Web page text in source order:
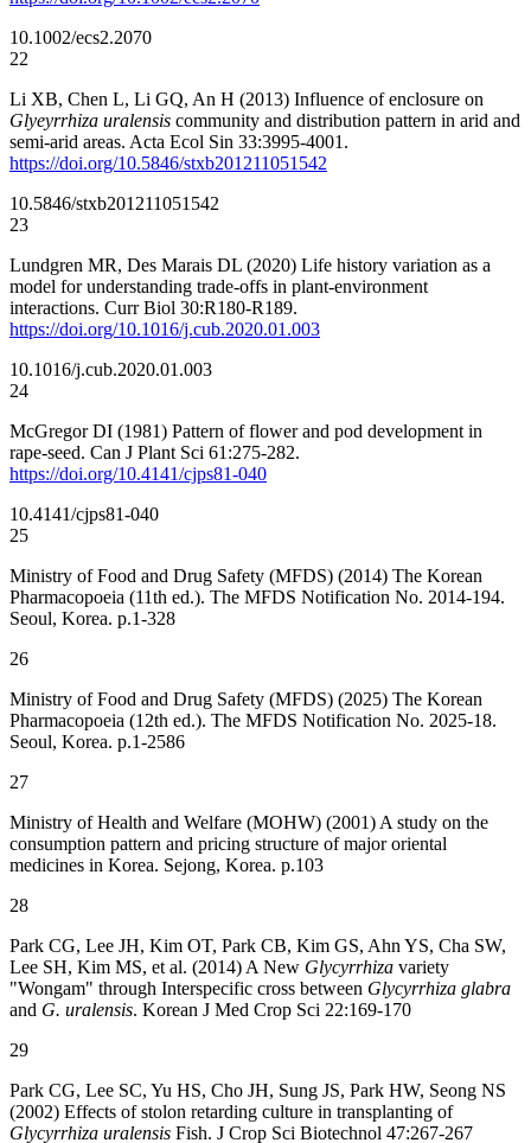
10.1002/ecs2.2070
22
Li XB, Chen L, Li GQ, An H (2013) Influence of enclosure on
Glyeyrrhiza uralensis community and distribution pattern in arid and
semi-arid areas. Acta Ecol Sin 33:3995-4001.
https://doi.org/10.5846/stxb201211051542
10.5846/stxb201211051542
23
Lundgren MR, Des Marais DL (2020) Life history variation as a
model for understanding trade-offs in plant-environment
interactions. Curr Biol 30:R180-R189.
https://doi.org/10.1016/j.cub.2020.01.003
10.1016/j.cub.2020.01.003
24
McGregor DI (1981) Pattern of flower and pod development in
rape-seed. Can J Plant Sci 61:275-282.
https://doi.org/10.4141/cjps81-040
10.4141/cjps81-040
25
Ministry of Food and Drug Safety (MFDS) (2014) The Korean
Pharmacopoeia (11th ed.). The MFDS Notification No. 2014-194.
Seoul, Korea. p.1-328
26
Ministry of Food and Drug Safety (MFDS) (2025) The Korean
Pharmacopoeia (12th ed.). The MFDS Notification No. 2025-18.
Seoul, Korea. p.1-2586
27
Ministry of Health and Welfare (MOHW) (2001) A study on the
consumption pattern and pricing structure of major oriental
medicines in Korea. Sejong, Korea. p.103
28
Park CG, Lee JH, Kim OT, Park CB, Kim GS, Ahn YS, Cha SW,
Lee SH, Kim MS, et al. (2014) A New Glycyrrhiza variety
"Wongam" through Interspecific cross between Glycyrrhiza glabra
and G. uralensis. Korean J Med Crop Sci 22:169-170
29
Park CG, Lee SC, Yu HS, Cho JH, Sung JS, Park HW, Seong NS
(2002) Effects of stolon retarding culture in transplanting of
Glycyrrhiza uralensis Fish. J Crop Sci Biotechnol 47:267-267